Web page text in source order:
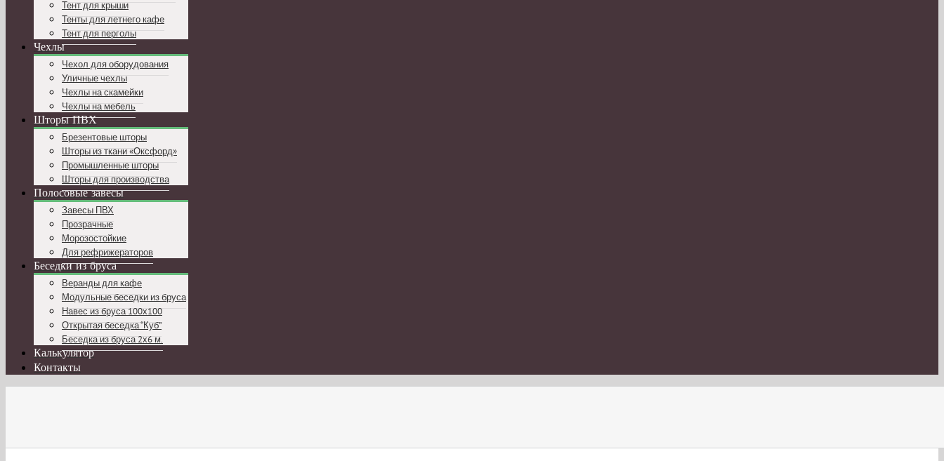
Тент для крыши
Тенты для летнего кафе
Тент для перголы
Чехлы
Чехол для оборудования
Уличные чехлы
Чехлы на скамейки
Чехлы на мебель
Шторы ПВХ
Брезентовые шторы
Шторы из ткани «Оксфорд»
Промышленные шторы
Шторы для производства
Полосовые завесы
Завесы ПВХ
Прозрачные
Морозостойкие
Для рефрижераторов
Беседки из бруса
Веранды для кафе
Модульные беседки из бруса
Навес из бруса 100х100
Открытая беседка “Куб”
Беседка из бруса 2х6 м.
Калькулятор
Контакты